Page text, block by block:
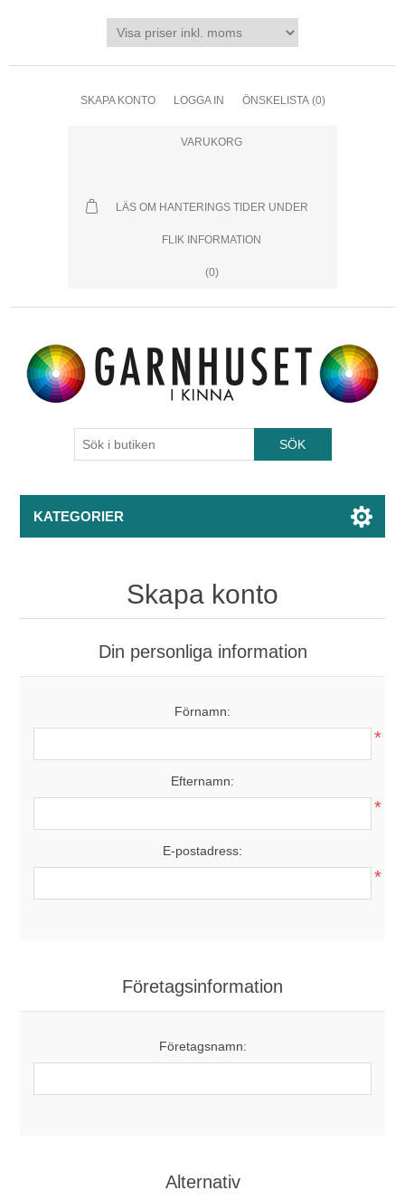
SKAPA KONTO LOGGA IN ÖNSKELISTA (0)
VARUKORG
LÄS OM HANTERINGS TIDER UNDER
FLIK INFORMATION
(0)
KATEGORIER
Skapa konto
Din personliga information
Förnamn:
*
Efternamn:
*
E-postadress:
*
Företagsinformation
Företagsnamn:
Alternativ